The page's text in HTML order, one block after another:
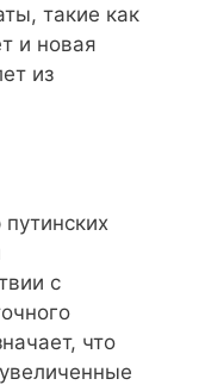
такие как
и новая
из
с
что